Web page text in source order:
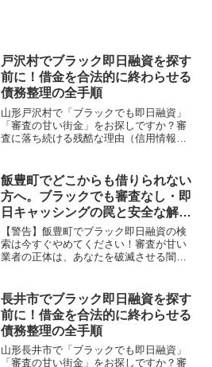
戸沢村でブラック即日融資を探す
前に！借金を合法的に終わらせる
債務整理の全手順
山形戸沢村で「ブラックでも即日融資」
「審査の甘い街金」をお探しですか？審
査に落ち続ける残酷な理由（信用情報と
底解説。多重債務の地獄から抜け出し、
合法的に借金を減額・免除する「債務整
理」の正しい知識と、今すぐ督促を止め
る無料相談窓口をご案内します。
飯豊町でどこからも借りられない
方へ。ブラックでも審査なし・即
日キャッシングの罠と安全な解決
策
【警告】飯豊町でブラック即日融資の検
索は今すぐやめてください！審査が甘い
業者の正体は、あなたを破滅させる闇金
町で違法業者を避け、借金地獄から抜け
出した方々の実体験と確実な解決策を完
全公開。
長井市でブラック即日融資を探す
前に！借金を合法的に終わらせる
債務整理の全手順
山形長井市で「ブラックでも即日融資」
「審査の甘い街金」をお探しですか？審